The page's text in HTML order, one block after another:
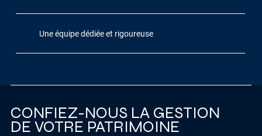
Une équipe dédiée et rigoureuse
CONFIEZ-NOUS LA GESTION
DE VOTRE PATRIMOINE